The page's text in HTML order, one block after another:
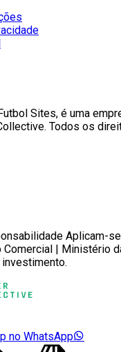
Sites, é uma
Todos os
Aplicam-
| Ministério
no WhatsApp